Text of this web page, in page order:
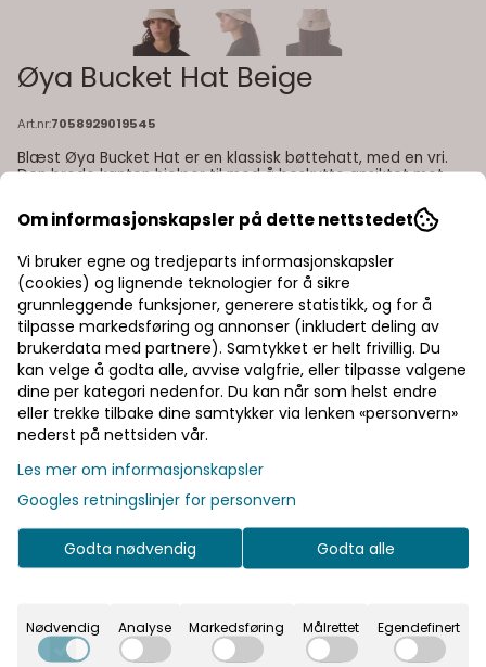
Øya Bucket Hat Beige
Art.nr:7058929019545
Blæst Øya Bucket Hat er en klassisk bøttehatt, med en vri.
Den brede kanten hjelper til med å beskytte ansiktet mot
bort svette – perfekt for aktive dager om sommeren. Øya
bøttehatt er også laget med et vanntett stoff, så den kan
overskyet. Farge: beige Egenskaper: vann- og vindtett
pustende justerbar
Les mer
420,- 600,- - 30%
Velg størrelse
Legg i handlekurv
På lager
Rask levering
Kvalitetsprodukter
Om informasjonskapsler på dette nettstedet
Vi bruker egne og tredjeparts informasjonskapsler
(cookies) og lignende teknologier for å sikre
grunnleggende funksjoner, generere statistikk, og for å
tilpasse markedsføring og annonser (inkludert deling av
brukerdata med partnere). Samtykket er helt frivillig. Du
kan velge å godta alle, avvise valgfrie, eller tilpasse valgene
dine per kategori nedenfor. Du kan når som helst endre
eller trekke tilbake dine samtykker via lenken «personvern»
nederst på nettsiden vår.
Les mer om informasjonskapsler
Googles retningslinjer for personvern
Godta nødvendig Godta alle
Nødvendig Analyse Markedsføring Målrettet Egendefinert